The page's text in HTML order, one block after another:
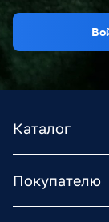
Каталог
Покупателю